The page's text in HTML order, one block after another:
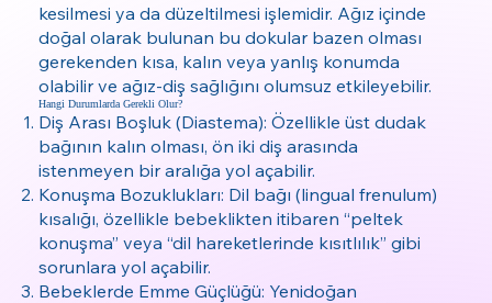
kesilmesi ya da düzeltilmesi işlemidir. Ağız içinde
doğal olarak bulunan bu dokular bazen olması
gerekenden kısa, kalın veya yanlış konumda
olabilir ve ağız-diş sağlığını olumsuz etkileyebilir.
Hangi Durumlarda Gerekli Olur?
Diş Arası Boşluk (Diastema): Özellikle üst dudak
bağının kalın olması, ön iki diş arasında
istenmeyen bir aralığa yol açabilir.
Konuşma Bozuklukları: Dil bağı (lingual frenulum)
kısalığı, özellikle bebeklikten itibaren “peltek
konuşma” veya “dil hareketlerinde kısıtlılık” gibi
sorunlara yol açabilir.
Bebeklerde Emme Güçlüğü: Yenidoğan